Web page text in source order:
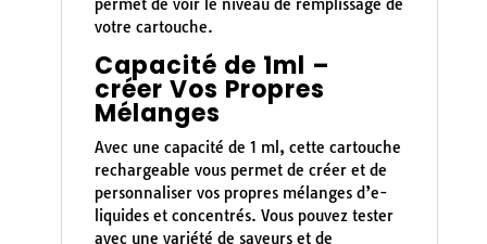
permet de voir le niveau de remplissage de
votre cartouche.
Capacité de 1ml –
créer Vos Propres
Mélanges
Avec une capacité de 1 ml, cette cartouche
rechargeable vous permet de créer et de
personnaliser vos propres mélanges d’e-
liquides et concentrés. Vous pouvez tester
avec une variété de saveurs et de